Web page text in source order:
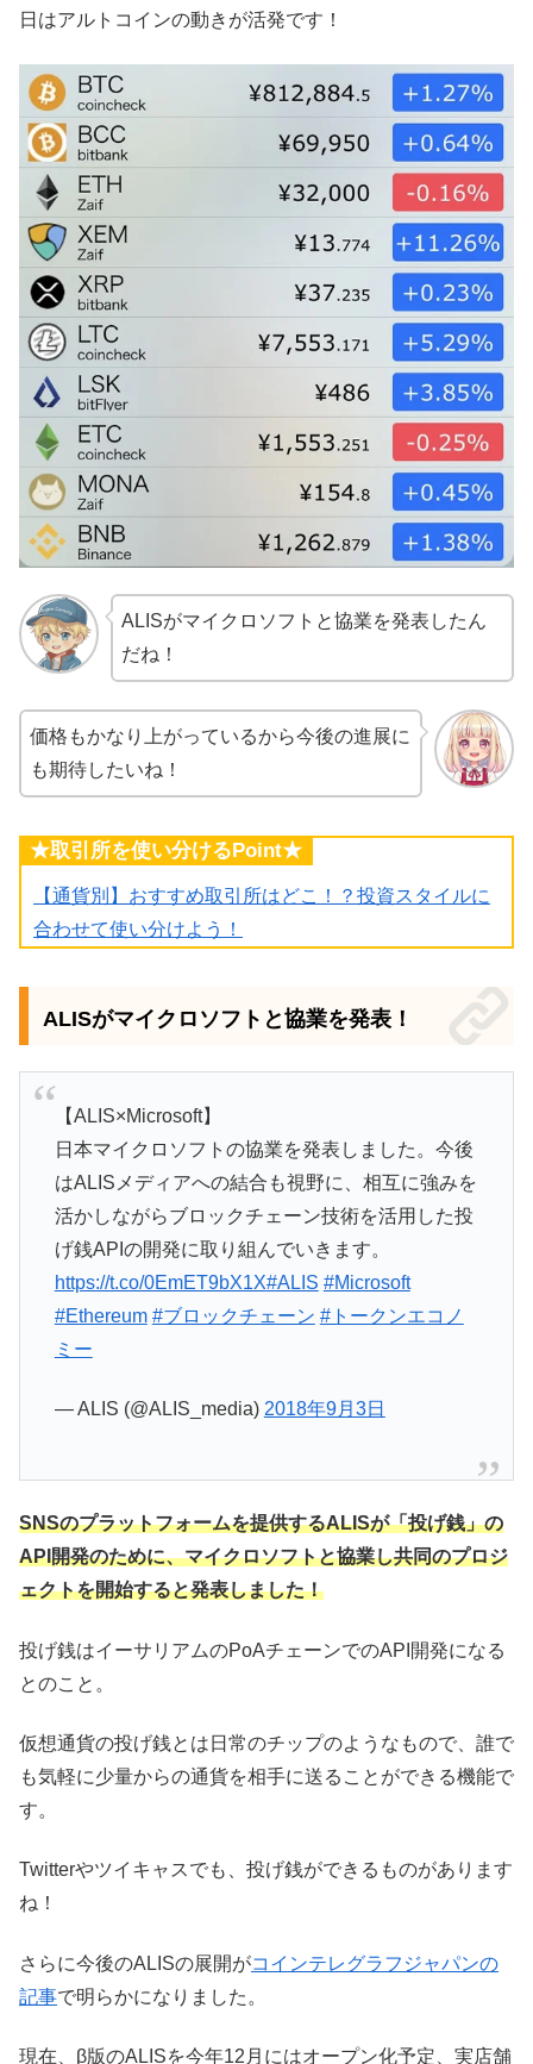
日はアルトコインの動きが活発です！
ALISがマイクロソフトと協業を発表したん
だね！
価格もかなり上がっているから今後の進展に
も期待したいね！
★取引所を使い分けるPoint★
【通貨別】おすすめ取引所はどこ！？投資スタイルに
合わせて使い分けよう！
ALISがマイクロソフトと協業を発表！
【ALIS×Microsoft】
日本マイクロソフトの協業を発表しました。今後
はALISメディアへの結合も視野に、相互に強みを
活かしながらブロックチェーン技術を活用した投
げ銭APIの開発に取り組んでいきます。
https://t.co/0EmET9bX1X#ALIS #Microsoft
#Ethereum #ブロックチェーン #トークンエコノ
ミー
— ALIS (@ALIS_media) 2018年9月3日
SNSのプラットフォームを提供するALISが「投げ銭」の
API開発のために、マイクロソフトと協業し共同のプロジ
ェクトを開始すると発表しました！
投げ銭はイーサリアムのPoAチェーンでのAPI開発になる
とのこと。
仮想通貨の投げ銭とは日常のチップのようなもので、誰で
も気軽に少量からの通貨を相手に送ることができる機能で
す。
Twitterやツイキャスでも、投げ銭ができるものがあります
ね！
さらに今後のALISの展開がコインテレグラフジャパンの
記事で明らかになりました。
現在、β版のALISを今年12月にはオープン化予定、実店舗